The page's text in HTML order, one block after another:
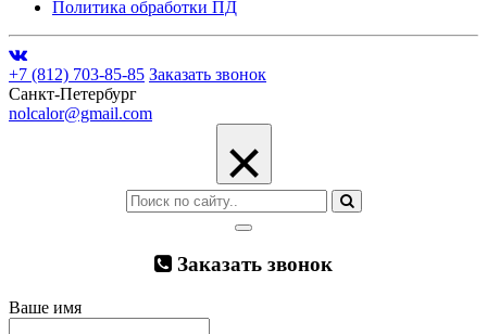
Политика обработки ПД
+7 (812) 703-85-85 Заказать звонок
Санкт-Петербург
nolcalor@gmail.com
×
Заказать звонок
Ваше имя